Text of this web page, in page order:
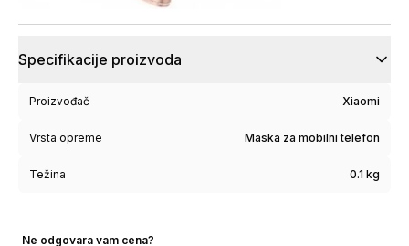
Specifikacije proizvoda
Proizvođač Xiaomi
Vrsta opreme Maska za mobilni telefon
Težina 0.1 kg
Ne odgovara vam cena?